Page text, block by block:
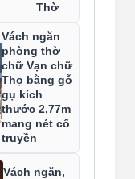
Thờ
Vách ngăn
phòng thờ
chữ Vạn chữ
Thọ bằng gỗ
gụ kích
thước 2,77m
mang nét cổ
truyền
Vách ngăn,